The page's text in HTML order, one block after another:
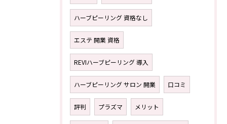
ハーブピーリング 資格なし
エステ 開業 資格
REVIハーブピーリング 導入
ハーブピーリング サロン 開業 口コミ
評判 プラズマ メリット